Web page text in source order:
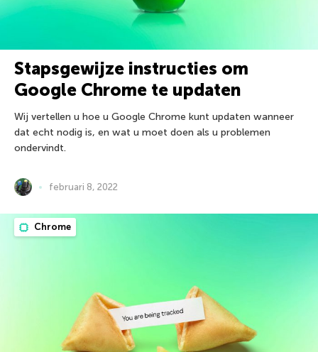
Stapsgewijze instructies om
Google Chrome te updaten
Wij vertellen u hoe u Google Chrome kunt updaten wanneer
dat echt nodig is, en wat u moet doen als u problemen
ondervindt.
februari 8, 2022
Chrome